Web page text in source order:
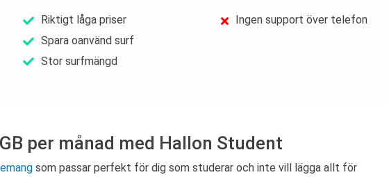
Riktigt låga priser
Spara oanvänd surf
Stor surfmängd
Ingen support över telefon
per månad med Hallon Student
som passar perfekt för dig som studerar och inte vill lägga allt för